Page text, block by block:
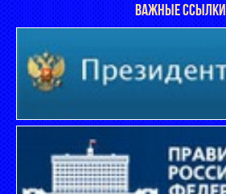
ВАЖНЫЕ ССЫЛКИ